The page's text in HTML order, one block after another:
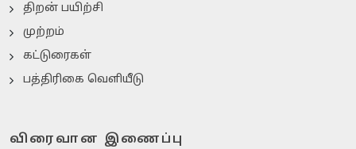
திறன் பயிற்சி
முற்றம்
கட்டுரைகள்
பத்திரிகை வெளியீடு
விரைவான இணைப்பு